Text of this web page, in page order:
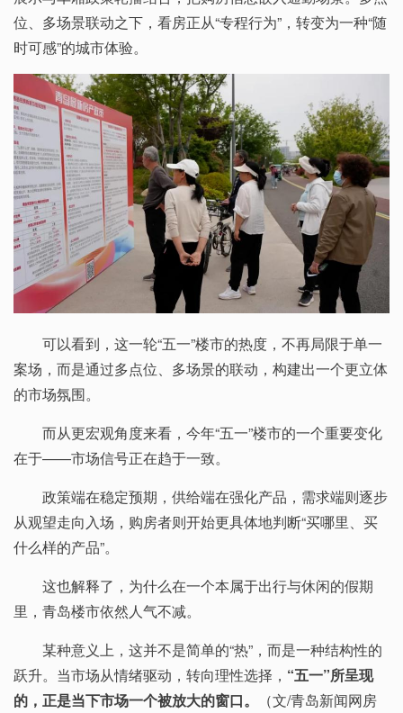
位、多场景联动之下，看房正从“专程行为”，转变为一种“随
时可感”的城市体验。
可以看到，这一轮“五一”楼市的热度，不再局限于单一
案场，而是通过多点位、多场景的联动，构建出一个更立体
的市场氛围。
而从更宏观角度来看，今年“五一”楼市的一个重要变化
在于——市场信号正在趋于一致。
政策端在稳定预期，供给端在强化产品，需求端则逐步
从观望走向入场，购房者则开始更具体地判断“买哪里、买
什么样的产品”。
这也解释了，为什么在一个本属于出行与休闲的假期
里，青岛楼市依然人气不减。
某种意义上，这并不是简单的“热”，而是一种结构性的
跃升。当市场从情绪驱动，转向理性选择， “五一”所呈现
的，正是当下市场一个被放大的窗口。
（文/青岛新闻网房